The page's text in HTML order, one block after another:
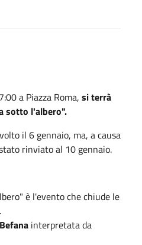
a Piazza Roma, si terrà
sotto l'albero".
il 6 gennaio, ma, a causa
rinviato al 10 gennaio.
è l'evento che chiude le
Befana interpretata da